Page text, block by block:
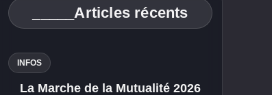
_____Articles récents
INFOS
La Marche de la Mutualité 2026